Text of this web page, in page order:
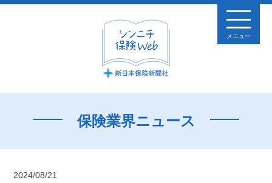
メニュー
保険業界ニュース
2024/08/21